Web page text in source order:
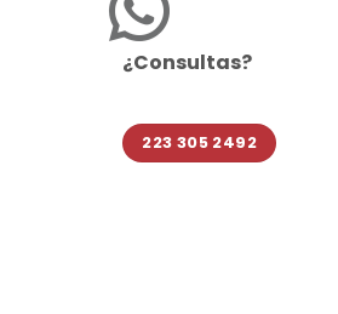
¿Consultas?
223 305 2492